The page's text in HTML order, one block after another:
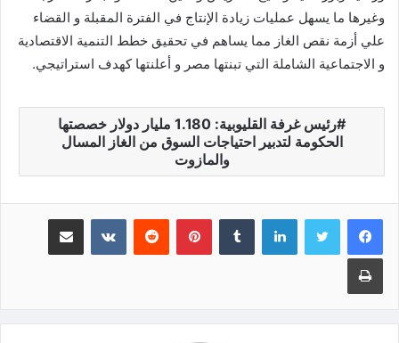
وغيرها ما يسهل عمليات زيادة الإنتاج في الفترة المقبلة و القضاء
علي أزمة نقص الغاز مما يساهم في تحقيق خطط التنمية الاقتصادية
و الاجتماعية الشاملة التي تبنتها مصر و أعلنتها كهدف استراتيجي.
رئيس غرفة القليوبية: 1.180 مليار دولار خصصتها
الحكومة لتدبير احتياجات السوق من الغاز المسال
والمازوت
لينكدإن بينتيريست